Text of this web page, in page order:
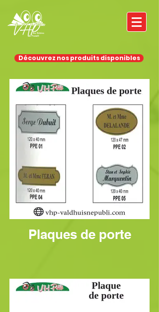
Découvrez nos produits disponibles
Plaques de porte